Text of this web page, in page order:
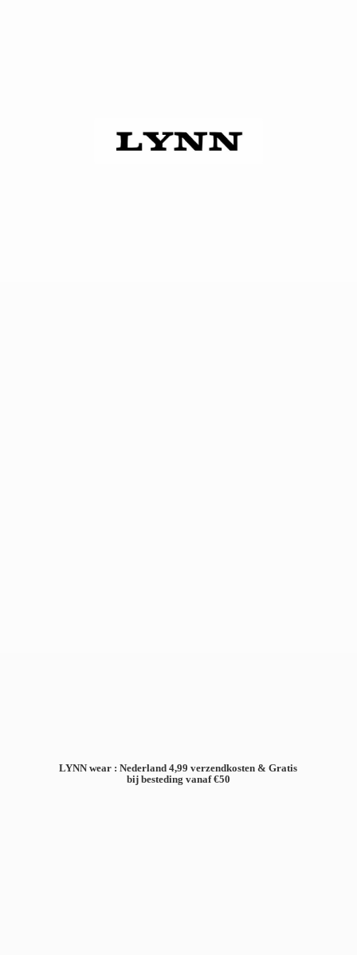
LYNN wear : Nederland 4,99 verzendkosten & Gratis
bij besteding vanaf €50